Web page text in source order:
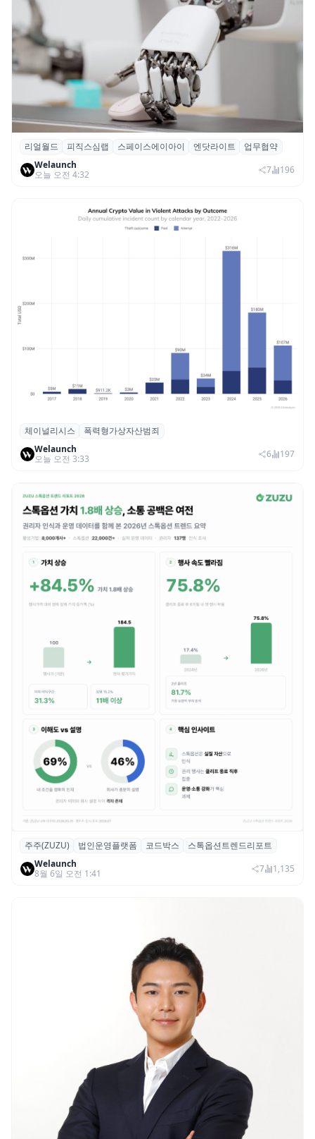
리얼월드, 로봇테크 스타트업 3곳과 손잡고
휴머노이드 표준 만든다
리얼월드 피직스심랩 스페이스에이아이 엔닷라이트
업무협약
Welaunch
오늘 오전 4:32
7 196
체이널리시스 “가상자산 보유자 대상 폭력
범죄 증가…상반기 탈취액 3000만 달러 돌파
체이널리시스
폭력형가상자산범죄
Welaunch
오늘 오전 3:33
6 197
스톡옵션 취소율 2년 만에 18.2%→31.3%…
권리 발생 즉시 행사 비중도 급증
주주(ZUZU) 법인운영플랫폼 코드박스
스톡옵션트렌드리포트
Welaunch
8월 6일 오전 1:41
7 1,135